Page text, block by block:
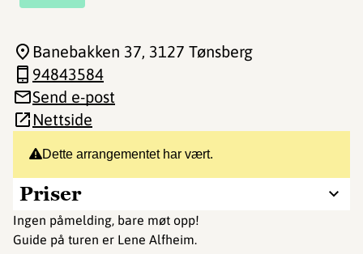
Dette arrangementet har vært.
Priser
Ingen påmelding, bare møt opp!
Guide på turen er Lene Alfheim.
Banebakken 37, 3127 Tønsberg
94843584
Send e-post
Nettside